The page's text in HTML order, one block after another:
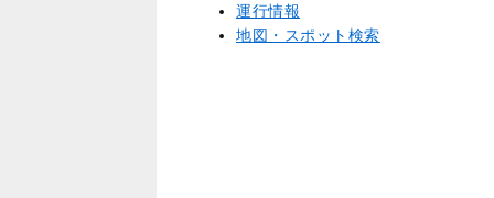
運行情報
地図・スポット検索